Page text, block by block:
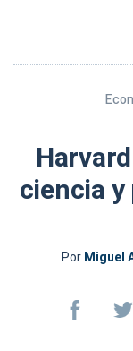
ciencia
PorMiguel